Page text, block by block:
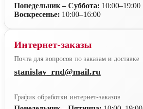
Понедельник – Суббота: 10:00–19:00
Воскресенье: 10:00–16:00
Интернет-заказы
Почта для вопросов по заказам и доставке
stanislav_rnd@mail.ru
График обработки интернет-заказов